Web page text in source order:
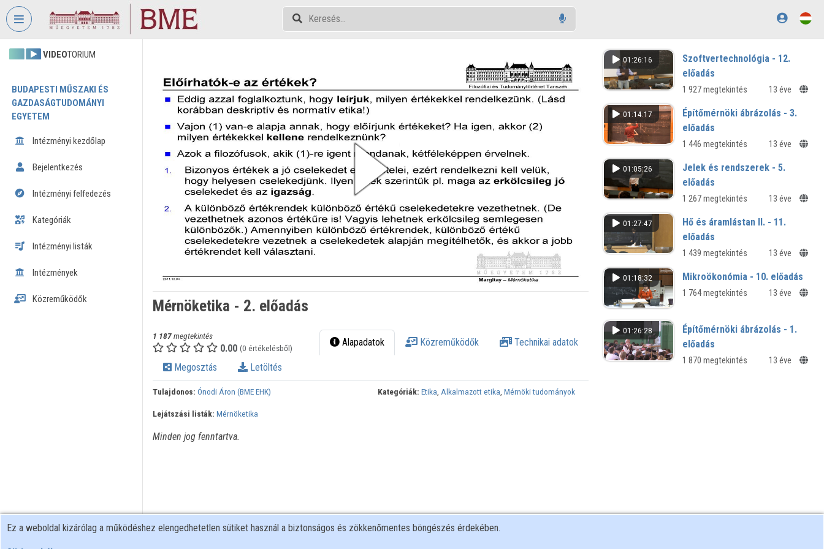
Fejléc kihagyása Menü kihagyása Tartalom kihagyása
VIDEOTORIUM
BUDAPESTI MŰSZAKI ÉS
GAZDASÁGTUDOMÁNYI
EGYETEM
Intézményi kezdőlap
Bejelentkezés
Intézményi felfedezés
Kategóriák
Intézményi listák
Intézmények
Közreműködők Mérnöketika - 2. előadás
1 187megtekintés
0.00 (0 értékelésből) Alapadatok Közreműködők Technikai adatok
Megosztás Letöltés
Tulajdonos: Ónodi Áron (BME EHK) Kategóriák: Etika,Alkalmazott etika,Mérnöki tudományok
Lejátszási listák: Mérnöketika
Minden jog fenntartva.
01:26:16
Szoftvertechnológia - 12.
előadás
1 927 megtekintés 13 éve
01:14:17
Építőmérnöki ábrázolás - 3.
előadás
1 446 megtekintés 13 éve
01:05:26
Jelek és rendszerek - 5.
előadás
1 267 megtekintés 13 éve
01:27:47
Hő és áramlástan II. - 11.
előadás
1 439 megtekintés 13 éve
01:18:32 Mikroökonómia - 10. előadás
1 764 megtekintés 13 éve
01:26:28
Építőmérnöki ábrázolás - 1.
előadás
1 870 megtekintés 13 éve
Ez a weboldal kizárólag a működéshez elengedhetetlen sütiket használ a biztonságos és zökkenőmentes böngészés érdekében.